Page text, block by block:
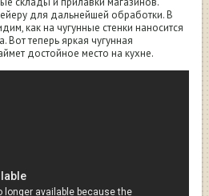
для дальнейшей обработки. В
как на чугунные стенки наносится
Вот теперь яркая чугунная
достойное место на кухне.